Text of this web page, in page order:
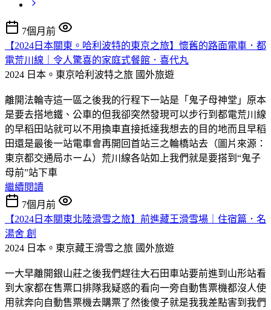
7個月前
【2024日本關東。哈利波特的東京之旅】懷舊的路面電車．都
電荒川線｜令人驚喜的家庭式餐館．喜代丸
2024 日本。東京哈利波特之旅 國外旅遊
離開法輪寺這一區之後我的行程下一站是「鬼子母神堂」原本
是要去搭地鐵、公車的但我卻突然發現可以步行到都電荒川線
的早稻田站就可以不用換車直接抵達我想去的目的地而且早稻
田還是最後一站電車會再開回首站三之輪橋站去（圖片來源：
東京都交通局ホーム）荒川線各站如上我們就是要搭到“鬼子
母前”站下車
繼續閱讀
7個月前
【2024日本關東北陸滑雪之旅】前進藏王滑雪場｜住宿篇．名
湯舍 創
2024 日本。東京藏王滑雪之旅 國外旅遊
一大早離開銀山莊之後我們趕往大石田車站要前進到山形站看
到大家都在售票口排隊我疑惑的看向一旁自動售票機都沒人使
用就奔向自動售票機去購票了然後傻子就是我我差點害到我們